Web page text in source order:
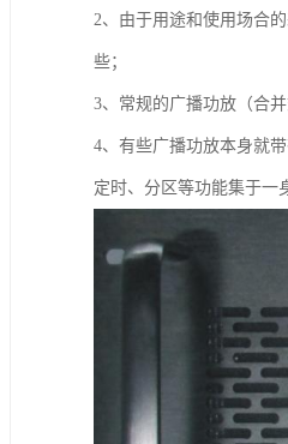
2、由于用途和使用场合
些；
3、常规的广播功放（合
4、有些广播功放本身就
定时、分区等功能集于一